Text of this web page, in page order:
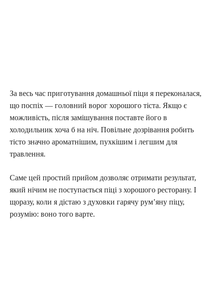
За весь час приготування домашньої піци я переконалася,
що поспіх — головний ворог хорошого тіста. Якщо є
можливість, після замішування поставте його в
холодильник хоча б на ніч. Повільне дозрівання робить
тісто значно ароматнішим, пухкішим і легшим для
травлення.
Саме цей простий прийом дозволяє отримати результат,
який нічим не поступається піці з хорошого ресторану. І
щоразу, коли я дістаю з духовки гарячу рум’яну піцу,
розумію: воно того варте.